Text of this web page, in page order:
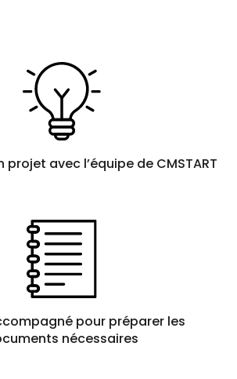
avec l’équipe de CMSTART
pour préparer les
nécessaires